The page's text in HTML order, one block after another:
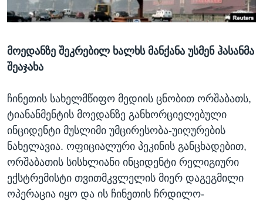
ᲡᲢᲣᲓᲘᲐ ᲕᲐᲨᲘᲜᲒᲢᲝᲜᲘ
ᲔᲙᲝᲜᲝᲛᲘᲙᲐ
ᲛᲔᲪᲜᲘᲔᲠᲔᲑᲐ
ᲘᲜᲢᲔᲠᲕᲘᲣ
ᲙᲣᲚᲢᲣᲠᲐ
ᲒᲐᲚᲘᲚᲔᲝ
ᲓᲔᲖᲘᲜᲤᲝᲠᲛᲐᲪᲘᲐ
Learning English
ᲗᲕᲐᲚᲘ ᲒᲕᲐᲓᲔᲕᲜᲔᲗ
ენები
მოედანზე შეკრებილ ხალხს მანქანა უსმენ ჰასანმა
შეაჯახა
ჩინეთის სახელმწიფო მედიის ცნობით ორშაბათს,
ტიანანმენტის მოედანზე განხორციელებული
ინციდენტი მუსლიმი უმცირესობა-უიღურების
ნახელავია. ოფიციალური პეკინის განცხადებით,
ორშაბათის სისხლიანი ინციდენტი რელიგიური
ექსტრემისტი თვითმკვლელის მიერ დაგეგმილი
ოპერაცია იყო და ის ჩინეთის ჩრდილო-